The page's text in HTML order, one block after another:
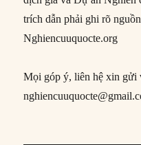
trích dẫn phải ghi rõ
Nghiencuuquocte.org
Mọi góp ý, liên hệ xin gửi